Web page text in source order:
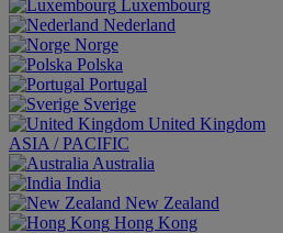
Luxembourg
Nederland
Norge
Polska
Portugal
Sverige
United Kingdom
ASIA / PACIFIC
Australia
India
New Zealand
Hong Kong